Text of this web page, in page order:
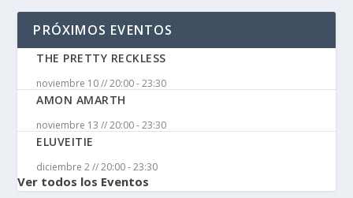
PRÓXIMOS EVENTOS
THE PRETTY RECKLESS
noviembre 10 // 20:00-23:30
AMON AMARTH
noviembre 13 // 20:00-23:30
ELUVEITIE
diciembre 2 // 20:00-23:30
Ver todos los Eventos